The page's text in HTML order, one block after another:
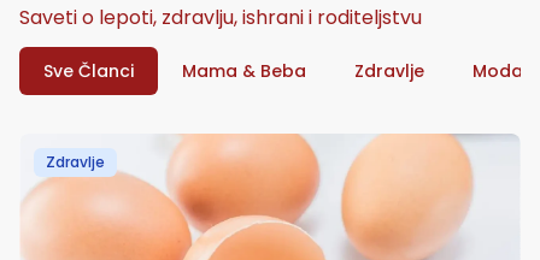
Saveti o lepoti, zdravlju, ishrani i roditeljstvu
Sve Članci Mama & Beba Zdravlje Moda
Zdravlje